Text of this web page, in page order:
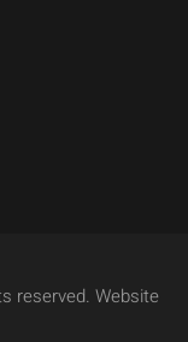
reserved. Website